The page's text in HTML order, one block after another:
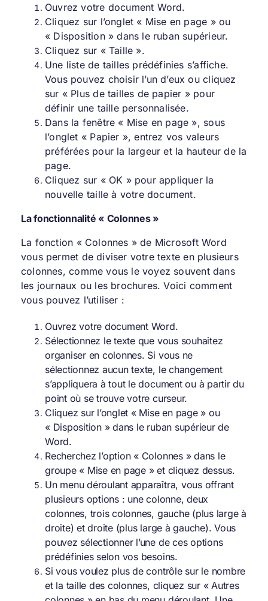
Ouvrez votre document Word.
Cliquez sur l’onglet « Mise en page » ou
« Disposition » dans le ruban supérieur.
Cliquez sur « Taille ».
Une liste de tailles prédéfinies s’affiche.
Vous pouvez choisir l’un d’eux ou cliquez
sur « Plus de tailles de papier » pour
définir une taille personnalisée.
Dans la fenêtre « Mise en page », sous
l’onglet « Papier », entrez vos valeurs
préférées pour la largeur et la hauteur de la
page.
Cliquez sur « OK » pour appliquer la
nouvelle taille à votre document.
La fonctionnalité « Colonnes »
La fonction « Colonnes » de Microsoft Word
vous permet de diviser votre texte en plusieurs
colonnes, comme vous le voyez souvent dans
les journaux ou les brochures. Voici comment
vous pouvez l’utiliser :
Ouvrez votre document Word.
Sélectionnez le texte que vous souhaitez
organiser en colonnes. Si vous ne
sélectionnez aucun texte, le changement
s’appliquera à tout le document ou à partir du
point où se trouve votre curseur.
Cliquez sur l’onglet « Mise en page » ou
« Disposition » dans le ruban supérieur de
Word.
Recherchez l’option « Colonnes » dans le
groupe « Mise en page » et cliquez dessus.
Un menu déroulant apparaîtra, vous offrant
plusieurs options : une colonne, deux
colonnes, trois colonnes, gauche (plus large à
droite) et droite (plus large à gauche). Vous
pouvez sélectionner l’une de ces options
prédéfinies selon vos besoins.
Si vous voulez plus de contrôle sur le nombre
et la taille des colonnes, cliquez sur « Autres